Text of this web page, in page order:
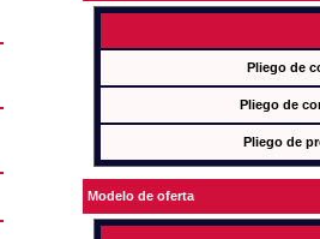
Pliego de
Pliego de
Pliego de
Modelo de oferta